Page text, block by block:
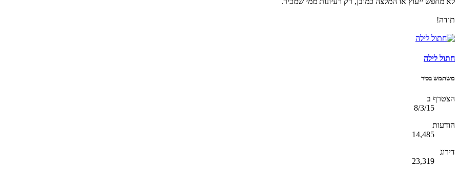
תודה!
חתול לילה
משתמש בכיר
הצטרף ב
8/3/15
הודעות
14,485
דירוג
23,319